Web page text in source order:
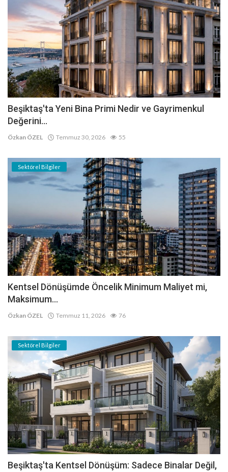
Beşiktaş'ta Yeni Bina Primi Nedir ve Gayrimenkul
Değerini...
Özkan ÖZEL Temmuz 30, 2026 55
Sektörel Bilgiler
Kentsel Dönüşümde Öncelik Minimum Maliyet mi,
Maksimum...
Özkan ÖZEL Temmuz 11, 2026 76
Sektörel Bilgiler
Beşiktaş'ta Kentsel Dönüşüm: Sadece Binalar Değil,